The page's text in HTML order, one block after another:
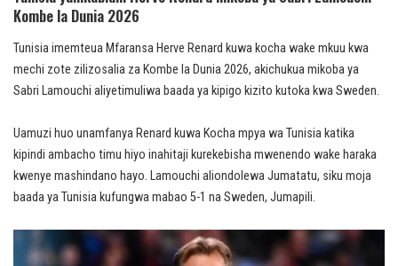
Kombe la Dunia 2026
Tunisia imemteua Mfaransa Herve Renard kuwa kocha wake mkuu kwa
mechi zote zilizosalia za Kombe la Dunia 2026, akichukua mikoba ya
Sabri Lamouchi aliyetimuliwa baada ya kipigo kizito kutoka kwa Sweden.
Uamuzi huo unamfanya Renard kuwa Kocha mpya wa Tunisia katika
kipindi ambacho timu hiyo inahitaji kurekebisha mwenendo wake haraka
kwenye mashindano hayo. Lamouchi aliondolewa Jumatatu, siku moja
baada ya Tunisia kufungwa mabao 5-1 na Sweden, Jumapili.